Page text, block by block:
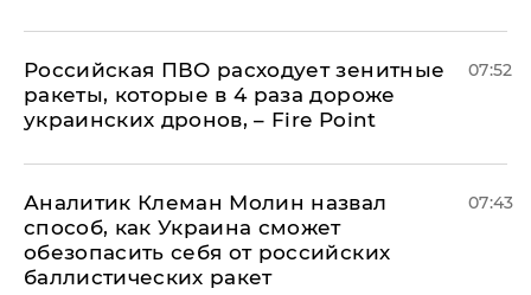
Российская ПВО расходует зенитные
ракеты, которые в 4 раза дороже
украинских дронов, – Fire Point
07:52
Аналитик Клеман Молин назвал
способ, как Украина сможет
обезопасить себя от российских
баллистических ракет
07:43